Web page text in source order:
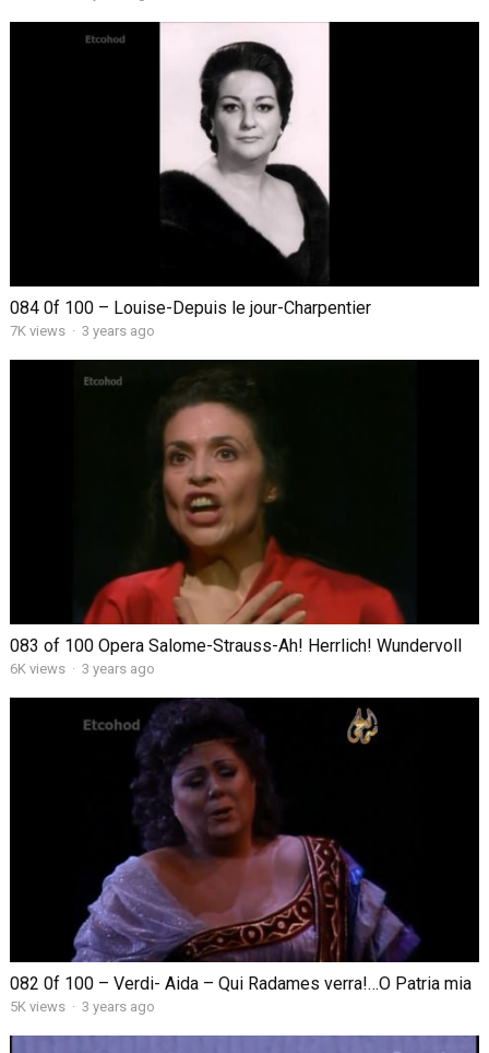
084 0f 100 – Louise-Depuis le jour-Charpentier
7K views · 3 years ago
083 of 100 Opera Salome-Strauss-Ah! Herrlich! Wundervoll
6K views · 3 years ago
082 0f 100 – Verdi- Aida – Qui Radames verra!…O Patria mia
5K views · 3 years ago